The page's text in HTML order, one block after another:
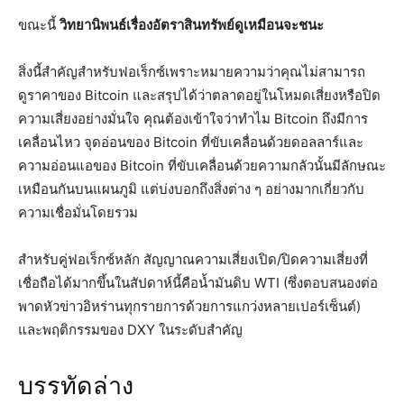
ขณะนี้วิทยานิพนธ์เรื่องอัตราสินทรัพย์ดูเหมือนจะชนะ
สิ่งนี้สำคัญสำหรับฟอเร็กซ์เพราะหมายความว่าคุณไม่สามารถ
ดูราคาของ Bitcoin และสรุปได้ว่าตลาดอยู่ในโหมดเสี่ยงหรือปิด
ความเสี่ยงอย่างมั่นใจ คุณต้องเข้าใจว่าทำไม Bitcoin ถึงมีการ
เคลื่อนไหว จุดอ่อนของ Bitcoin ที่ขับเคลื่อนด้วยดอลลาร์และ
ความอ่อนแอของ Bitcoin ที่ขับเคลื่อนด้วยความกลัวนั้นมีลักษณะ
เหมือนกันบนแผนภูมิ แต่บ่งบอกถึงสิ่งต่าง ๆ อย่างมากเกี่ยวกับ
ความเชื่อมั่นโดยรวม
สำหรับคู่ฟอเร็กซ์หลัก สัญญาณความเสี่ยงเปิด/ปิดความเสี่ยงที่
เชื่อถือได้มากขึ้นในสัปดาห์นี้คือน้ำมันดิบ WTI (ซึ่งตอบสนองต่อ
พาดหัวข่าวอิหร่านทุกรายการด้วยการแกว่งหลายเปอร์เซ็นต์)
และพฤติกรรมของ DXY ในระดับสำคัญ
บรรทัดล่าง